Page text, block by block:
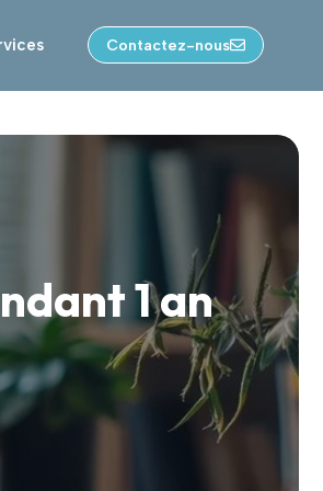
Contactez-nous
1 an